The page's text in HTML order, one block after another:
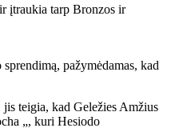
įtraukia tarp Bronzos ir
pažymėdamas, kad
teigia, kad Geležies Amžius
„, kuri Hesiodo